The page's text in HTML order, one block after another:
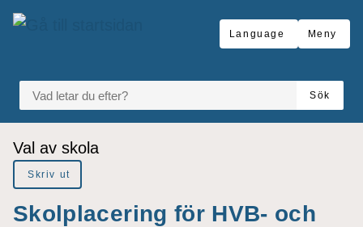
Gå till innehåll
till sidomeny
Language Meny
VAD LETAR DU EFTER?
Sök
Du är här:
Val av skola
Skriv ut
Skolplacering för HVB- och